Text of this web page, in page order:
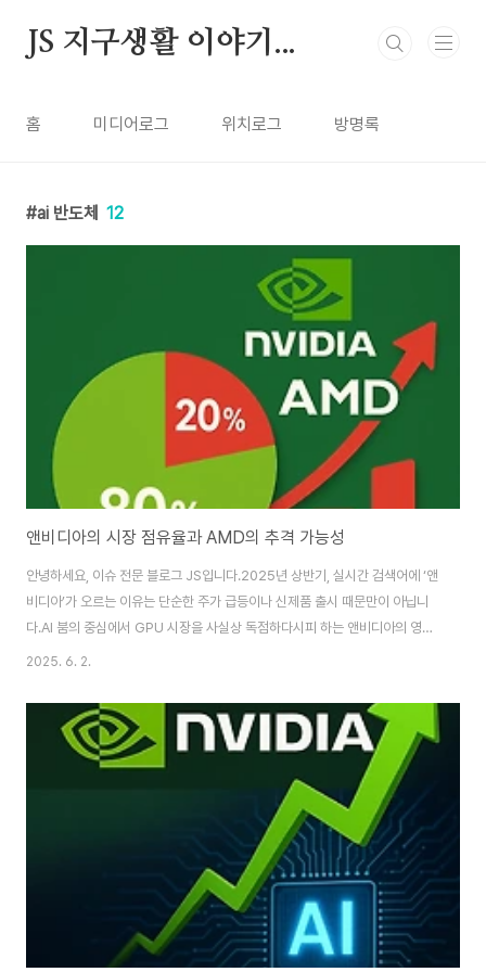
JS 지구생활 이야기...
홈 미디어로그 위치로그 방명록
ai 반도체 12
앤비디아의 시장 점유율과 AMD의 추격 가능성
안녕하세요, 이슈 전문 블로그 JS입니다.2025년 상반기, 실시간 검색어에 ‘앤
비디아’가 오르는 이유는 단순한 주가 급등이나 신제품 출시 때문만이 아닙니
다.AI 붐의 중심에서 GPU 시장을 사실상 독점하다시피 하는 앤비디아의 영향
력, 그리고 이에 도전하는 AMD의 행보가 글로벌 IT·반도체 산업의 핵심 이슈
고 AMD가 실제로 앤비디아를 추격할 수 있을지 냉정하게 분석합니다.1. 앤비
디아의 시장 점유율: GPU·AI·반도체 시장의 ‘절대 강자’1) GPU 시장 점유율
2024년 4분기 기준, 앤비디아는 글로벌 GPU 시장에서 90%의 점유율을 기
록하며, AMD(10%)를 9:1로 압도하고 있습니다.2023년 4분기 88%에서
2025. 6. 2.